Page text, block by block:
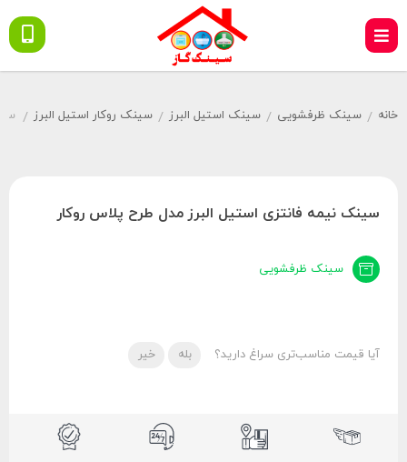
خانه / سینک ظرفشویی / سینک استیل البرز / سینک روکار استیل البرز /
سینک نیمه فانتزی استیل البرز مدل طرح پلاس روکار
سینک ظرفشویی
آیا قیمت مناسب‌تری سراغ دارید؟ بله خیر